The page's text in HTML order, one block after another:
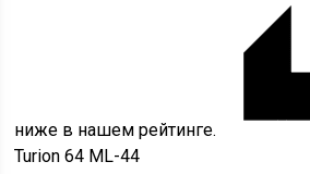
ниже в нашем рейтинге.
Turion 64 ML-44